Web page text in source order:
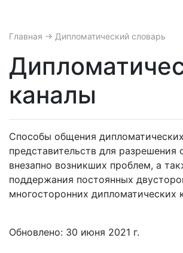
Главная → Дипломатический словарь
каналы
Способы общения
представительств для разрешения
внезапно возникших проблем, а
поддержания постоянных
многосторонних дипломатических
Обновлено: 30 июня 2021 г.